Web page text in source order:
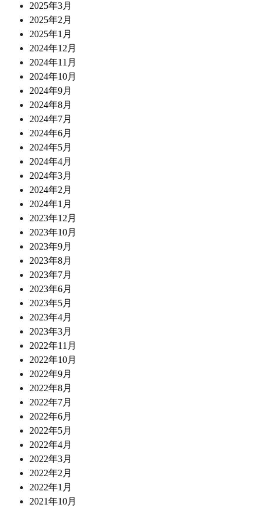
2025年3月
2025年2月
2025年1月
2024年12月
2024年11月
2024年10月
2024年9月
2024年8月
2024年7月
2024年6月
2024年5月
2024年4月
2024年3月
2024年2月
2024年1月
2023年12月
2023年10月
2023年9月
2023年8月
2023年7月
2023年6月
2023年5月
2023年4月
2023年3月
2022年11月
2022年10月
2022年9月
2022年8月
2022年7月
2022年6月
2022年5月
2022年4月
2022年3月
2022年2月
2022年1月
2021年10月